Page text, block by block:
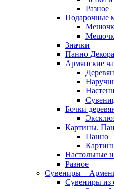
Разное
Подарочные
Значки
Панно
Армянские
Бочки
Картины.
Панно
Настольные
Разное
Сувениры –
Сувениры из